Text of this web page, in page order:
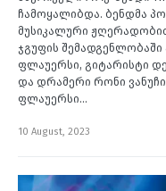
ჩამოყალიბდა. ბენდმა
მუსიკალური
ჯგუფის
ფლაუერსი, გიტარისტი
და დრამერი რონი
ფლაუერსი…
10 August, 2023